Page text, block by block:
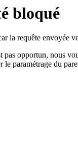
bloqué
la requête envoyée
pas opportun, nous
le paramétrage du